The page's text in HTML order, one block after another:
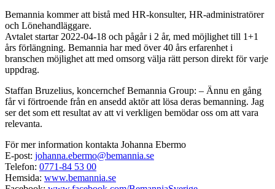
Bemannia kommer att bistå med HR-konsulter, HR-administratörer
och Lönehandläggare.
Avtalet startar 2022-04-18 och pågår i 2 år, med möjlighet till 1+1
års förlängning. Bemannia har med över 40 års erfarenhet i
branschen möjlighet att med omsorg välja rätt person direkt för varje
uppdrag.
Staffan Bruzelius, koncernchef Bemannia Group: – Ännu en gång
får vi förtroende från en ansedd aktör att lösa deras bemanning. Jag
ser det som ett resultat av att vi verkligen bemödar oss om att vara
relevanta.
För mer information kontakta Johanna Ebermo
E-post: johanna.ebermo@bemannia.se
Telefon: 0771-84 53 00
Hemsida: www.bemannia.se